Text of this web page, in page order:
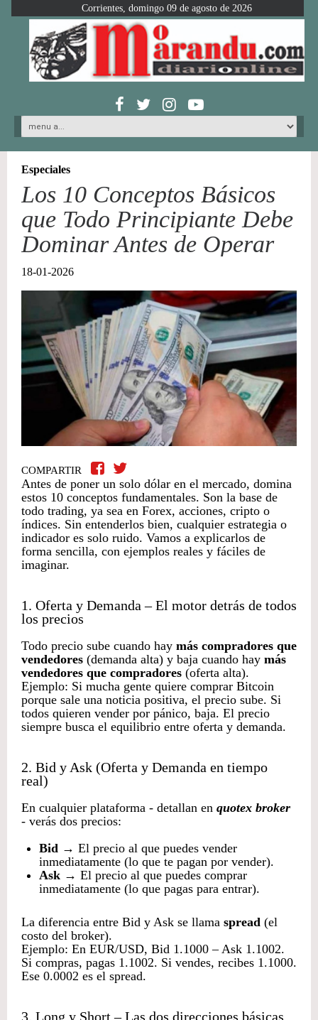
Corrientes, domingo 09 de agosto de 2026
Especiales
Los 10 Conceptos Básicos
que Todo Principiante Debe
Dominar Antes de Operar
18-01-2026
COMPARTIR
Antes de poner un solo dólar en el mercado, domina
estos 10 conceptos fundamentales. Son la base de
todo trading, ya sea en Forex, acciones, cripto o
índices. Sin entenderlos bien, cualquier estrategia o
indicador es solo ruido. Vamos a explicarlos de
forma sencilla, con ejemplos reales y fáciles de
imaginar.
1. Oferta y Demanda – El motor detrás de todos
los precios
Todo precio sube cuando hay más compradores que
vendedores (demanda alta) y baja cuando hay más
vendedores que compradores (oferta alta).
Ejemplo: Si mucha gente quiere comprar Bitcoin
porque sale una noticia positiva, el precio sube. Si
todos quieren vender por pánico, baja. El precio
siempre busca el equilibrio entre oferta y demanda.
2. Bid y Ask (Oferta y Demanda en tiempo
real)
En cualquier plataforma - detallan en quotex broker
- verás dos precios:
Bid → El precio al que puedes vender
inmediatamente (lo que te pagan por vender).
Ask → El precio al que puedes comprar
inmediatamente (lo que pagas para entrar).
La diferencia entre Bid y Ask se llama spread (el
costo del broker).
Ejemplo: En EUR/USD, Bid 1.1000 – Ask 1.1002.
Si compras, pagas 1.1002. Si vendes, recibes 1.1000.
Ese 0.0002 es el spread.
3. Long y Short – Las dos direcciones básicas